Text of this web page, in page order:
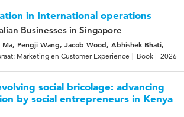
in International operations
Businesses in Singapore
Ma, Pengji Wang, Jacob Wood, Abhishek Bhati,
Marketing en Customer Experience Book 2026
social bricolage: advancing
by social entrepreneurs in Kenya